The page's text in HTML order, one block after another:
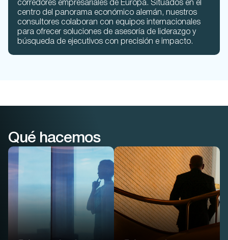
corredores empresariales de Europa. Situados en el
centro del panorama económico alemán, nuestros
consultores colaboran con equipos internacionales
para ofrecer soluciones de asesoría de liderazgo y
búsqueda de ejecutivos con precisión e impacto.
Qué hacemos
Búsqueda de
ejecutivos
No buscamos líderes por
forma de pensar, decidir y
generar impacto en su
profesional
Precisión de nivel ejecutivo
para funciones
profesionales, impulsada
por IA nativa patentada y
guiada por consultores
reales.